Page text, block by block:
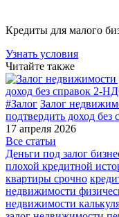
Кредиты для малого
Узнать условия
Читайте также
#Залог Залог
подтвердить доход
17 апреля 2026
Все статьи
Деньги под залог
плохой кредитной
квартиры срочно
недвижимости
недвижимости